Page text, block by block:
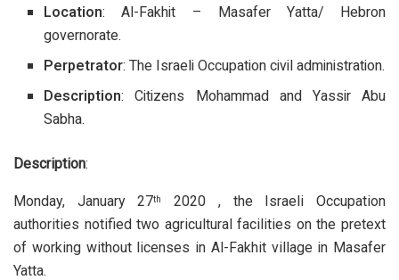
Location: Al-Fakhit – Masafer Yatta/ Hebron
governorate.
Perpetrator: The Israeli Occupation civil administration.
Description: Citizens Mohammad and Yassir Abu
Sabha.
Description:
Monday, January 27th
2020 , the Israeli Occupation
authorities notified two agricultural facilities on the pretext
of working without licenses in Al-Fakhit village in Masafer
Yatta.